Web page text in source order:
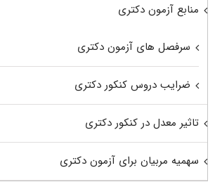
منابع آزمون دکتری
سرفصل های آزمون دکتری
ضرایب دروس کنکور دکتری
تاثیر معدل در کنکور دکتری
سهمیه مربیان برای آزمون دکتری